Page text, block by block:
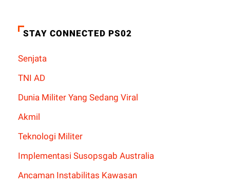
STAY CONNECTED PS02
Senjata
TNI AD
Dunia Militer Yang Sedang Viral
Akmil
Teknologi Militer
Implementasi Susopsgab Australia
Ancaman Instabilitas Kawasan